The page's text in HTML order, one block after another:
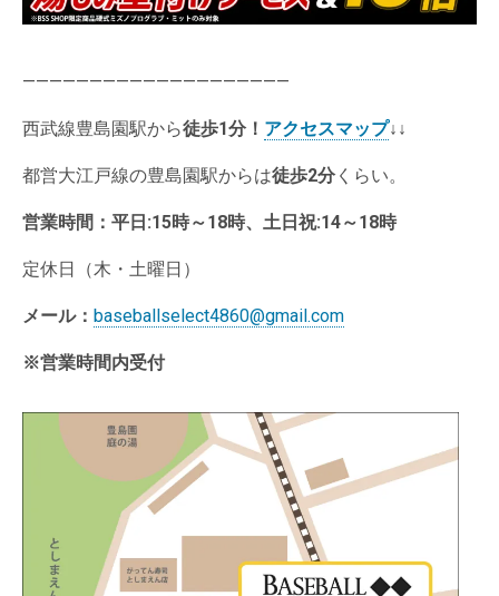
————————————————————
西武線豊島園駅から徒歩1分 ！ アクセスマップ↓↓
都営大江戸線の豊島園駅からは徒歩2分 くらい。
営業時間： 平日:15時～18時、土日祝:14～18時
定休日（木・土曜日）
メール： baseballselect4860@gmail.com
※営業時間内受付